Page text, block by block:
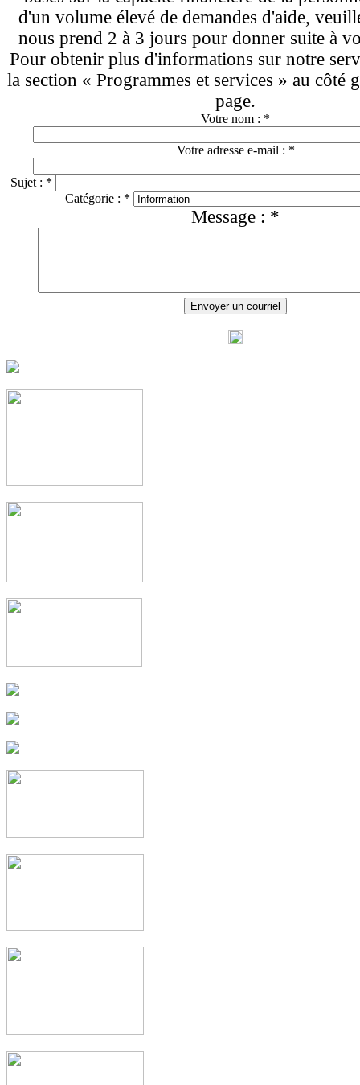
d'un volume élevé de demandes d'aide,
nous prend 2 à 3 jours pour donner suite à
Pour obtenir plus d'informations sur notre
la section « Programmes et services » au côté
page.
Votre nom : *
Votre adresse e-mail : *
Sujet : *
Catégorie : *
Message : *